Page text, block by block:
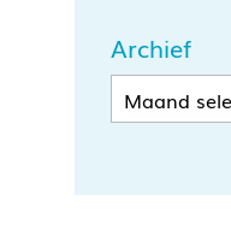
Archief